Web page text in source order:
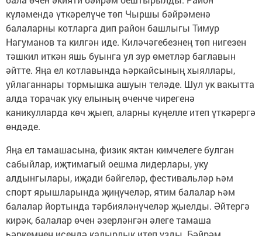
күләмендә үткәрелүче төп Чыршы бәйрәменә
балаларны котларга дип район башлыгы Тимур
Нагуманов та килгән иде. Киләчәгебезнең төп нигезен
тәшкил иткән яшь буынга ул зур өметләр баглавын
әйтте. Яңа ел котлавында һәркайсының хыяллары,
уйлаганнары тормышка ашуын теләде. Шул ук вакытта
алда торачак уку елының өченче чирегенә
каникулларда көч җыеп, аларны күңелле итеп үткәрергә
өндәде.
Яңа ел тамашасына, физик яктан кимчелеге булган
сабыйлар, иҗтимагый оешма лидерлары, уку
алдынгылары, иҗади бәйгеләр, фестивальләр һәм
спорт ярышларында җиңүчеләр, ятим балалар һәм
балалар йортында тәрбияләнүчеләр җыелды. Әйтергә
кирәк, балалар өчен әзерләнгән әлеге тамаша